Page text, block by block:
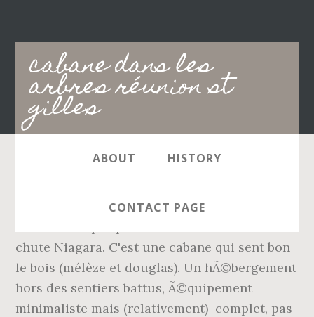
cabane dans les
arbres réunion st
gilles
Main
navigation
ABOUT HISTORY
CONTACT PAGE
vacances dans un hébergement insolite que
chute Niagara. C'est une cabane qui sent bon
le bois (mélèze et douglas). Un hÃ©bergement
hors des sentiers battus, Ã©quipement
minimaliste mais (relativement) complet, pas